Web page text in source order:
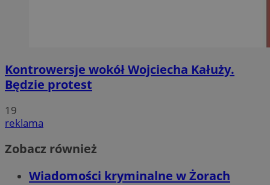
Kontrowersje wokół Wojciecha Kałuży.
Będzie protest
19
reklama
Zobacz również
Wiadomości kryminalne w Żorach